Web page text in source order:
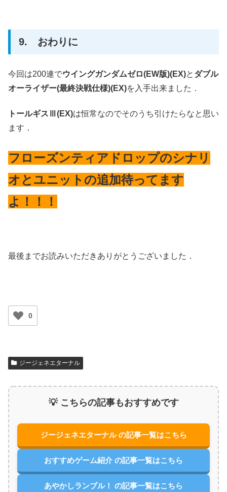
9. おわりに
今回は200連でウイングガンダムゼロ(EW版)(EX)と ダブル
オーライザー(最終決戦仕様)(EX)を入手出来ました．
トールギスⅢ(EX)は恒常なのでそのうち引けたらなと思い
ます．
フローズンティアドロップのシナリ
オとユニットの追加待ってます
よ！！！
最後までお読みいただきありがとうございました．
0
ジージェネエターナル
💡 こちらの記事もおすすめです
ジージェネエターナル の記事一覧はこちら
おすすめゲーム紹介 の記事一覧はこちら
あやかしランブル！ の記事一覧はこちら